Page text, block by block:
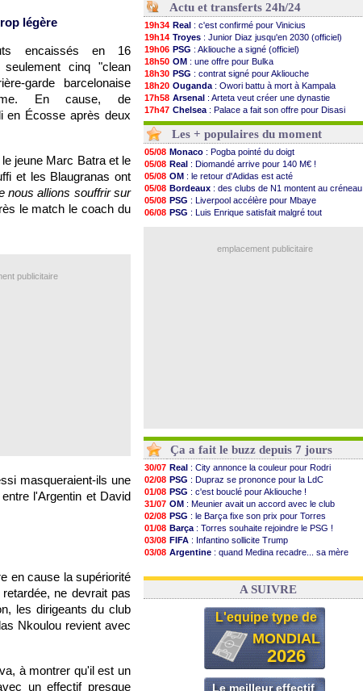
légère
encaissés en 16
cinq "clean
garde barcelonaise
En cause, de
en Écosse après deux
jeune Marc Batra et le
et les Blaugranas ont
nous allions souffrir sur
le match le coach du
publicitaire
masqueraient-ils une
l'Argentin et David
en cause la supériorité
ne devrait pas
les dirigeants du club
Nkoulou revient avec
à montrer qu'il est un
un effectif presque
Actu et transferts 24h/24
19h34 Real : c'est confirmé pour Vinicius
19h14 Troyes : Junior Diaz jusqu'en 2030 (officiel)
19h06 PSG : Akliouche a signé (officiel)
18h50 OM : une offre pour Bulka
18h30 PSG : contrat signé pour Akliouche
18h20 Ouganda : Owori battu à mort à Kampala
17h58 Arsenal : Arteta veut créer une dynastie
17h47 Chelsea : Palace a fait son offre pour Disasi
17h34 FIFA: le gouvernement espagnol s'en mêle
17h22
PSG : l'étonnante rumeur Gusto
17h10 Bologne: Dallinga est sur le marché
16h59
OM: accord trouvé avec Man City pour Rulli
16h53
OM : Medina vers Leverkusen pour 25 M€
16h45
Uruguay: Forlan nommé sélectionneur (officiel)
16h34
Séville: Juanlu signe à Bournemouth (officiel)
16h21
PSG : Ndjantou heureux d'avoir rejoué
16h04
Real : Diomandé pour 140 M€ ! (officiel)
Aston Villa: Liverpool cible aussi Konsa
Les + populaires du moment
05/08 Monaco : Pogba pointé du doigt
05/08 Real : Diomandé arrive pour 140 M€ !
05/08 OM : le retour d'Adidas est acté
05/08 Bordeaux : des clubs de N1 montent au créneau
05/08 PSG : Liverpool accélère pour Mbaye
06/08 PSG : Luis Enrique satisfait malgré tout
emplacement publicitaire
Ça a fait le buzz depuis 7 jours
30/07 Real : City annonce la couleur pour Rodri
02/08 PSG : Dupraz se prononce pour la LdC
01/08 PSG : c'est bouclé pour Akliouche !
31/07 OM : Meunier avait un accord avec le club
02/08 PSG : le Barça fixe son prix pour Torres
01/08 Barça : Torres souhaite rejoindre le PSG !
03/08 FIFA : Infantino sollicite Trump
03/08 Argentine : quand Medina recadre... sa mère
03/08 OM: Paixão attire un 2e club anglais
A SUIVRE
L'equipe type de
MONDIAL
2026
Le meilleur effectif